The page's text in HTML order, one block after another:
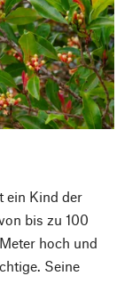
ein Kind der
bis zu 100
hoch und
Seine